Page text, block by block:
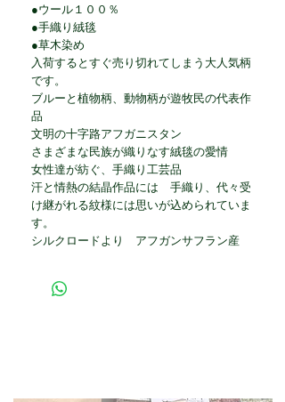
●ウール１００％
●手織り絨毯
●草木染め
入荷するとすぐ売り切れてしまう大人気柄
です。
ブルーと植物柄、動物柄が遊牧民の代表作
品
文明の十字路アフガニスタン
さまざまな民族が織りなす絨毯の愛情
女性達が紡ぐ、手織り工芸品
汗と情熱の結晶作品には 手織り、代々受
け継がれる紋様には思いが込められていま
す。
シルクロードより アフガンサフラン産